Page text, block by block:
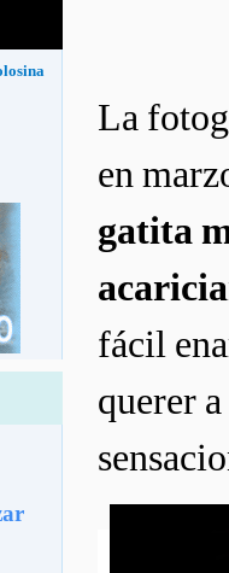
La
en
gatita
fácil
querer a